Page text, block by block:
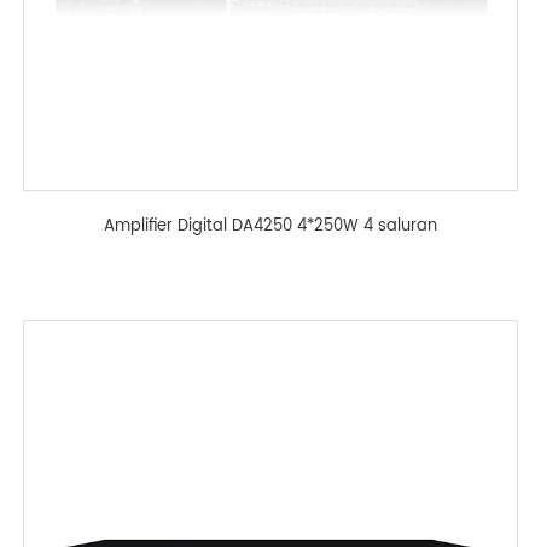
Amplifier Digital DA4250 4*250W 4 saluran